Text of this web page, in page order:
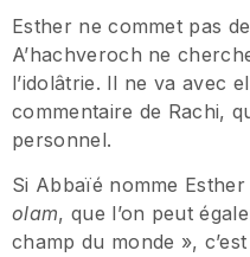
Esther ne commet pas
A’hachveroch ne
l’idolâtrie. Il ne va avec
commentaire de Rachi,
personnel.
Si Abbaïé nomme
olam, que l’on peut
champ du monde »,